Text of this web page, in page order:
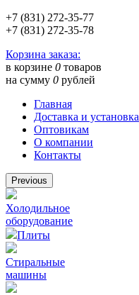
+7 (831) 272-35-77
+7 (831) 272-35-78
Корзина заказа:
в корзине 0 товаров
на сумму 0 рублей
Главная
Доставка и установка
Оптовикам
О компании
Контакты
Previous
Холодильное
оборудование
Плиты
Стиральные
машины